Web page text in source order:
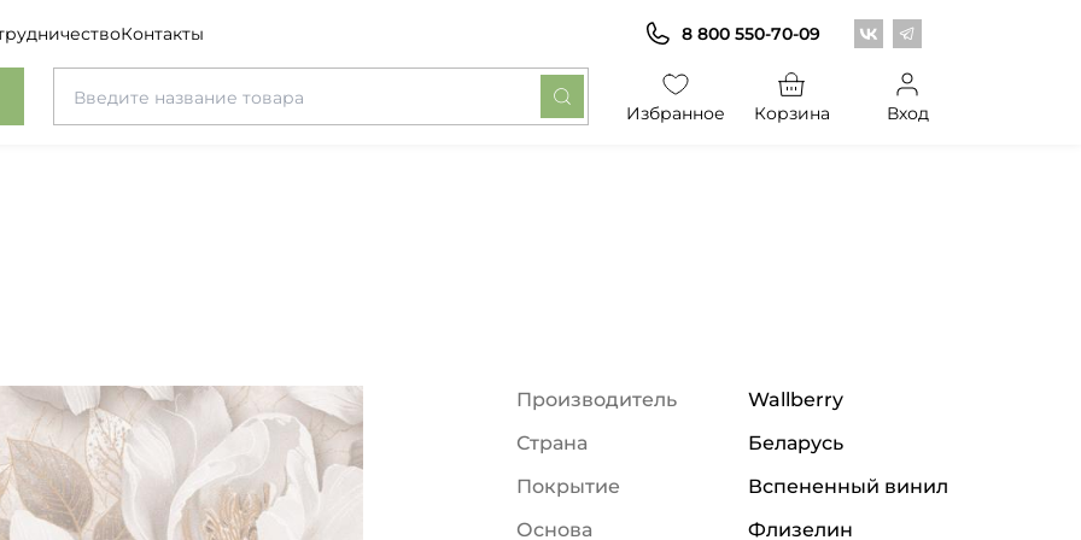
Контакты Центр обоев во
Центр обоев в
8 800 550-70-09
Избранное Корзина Вход
Производитель
Wallberry
Страна
Беларусь
Покрытие
Вспененный винил
Основа
Флизелин